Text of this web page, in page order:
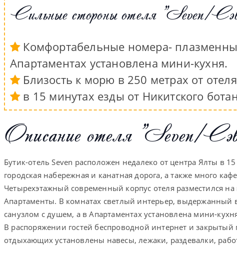
Сильные стороны отеля
Комфортабельные номера-
Апартаментах установлена мини-кухня.
Близость к морю в 250 метрах от
в 15 минутах езды от Никитского
Описание отеля "Seven/
Бутик-отель Seven расположен недалеко от центра Ялты в
городская набережная и канатная дорога, а также много
Четырехэтажный современный корпус отеля разместился
Апартаменты. В комнатах светлый интерьер, выдержанный
санузлом с душем, а в Апартаментах установлена мини-
В распоряжении гостей беспроводной интернет и
отдыхающих установлены навесы, лежаки, раздевалки,